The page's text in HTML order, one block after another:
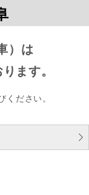
）は
ます。
ください。